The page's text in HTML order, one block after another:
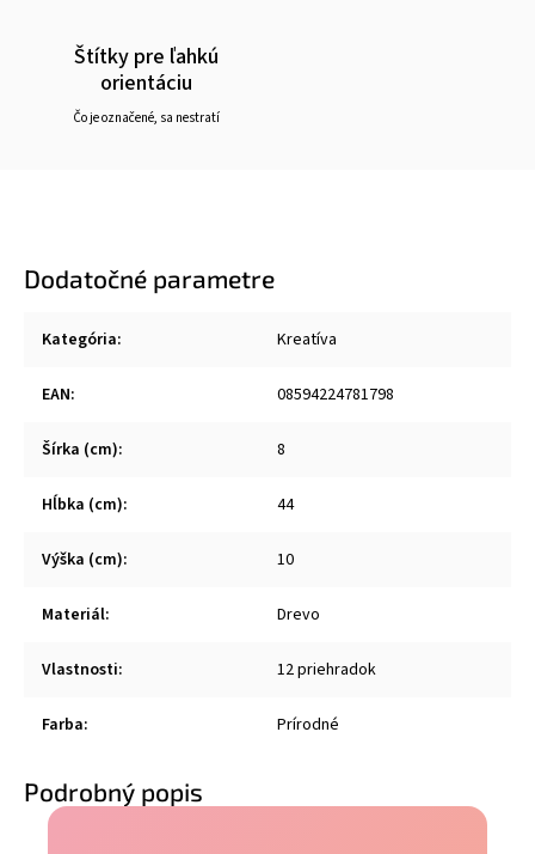
Štítky pre ľahkú
orientáciu
Čo je označené, sa nestratí
Dodatočné parametre
Kategória: Kreatíva
EAN: 08594224781798
Šírka (cm): 8
Hĺbka (cm): 44
Výška (cm): 10
Materiál: Drevo
Vlastnosti: 12 priehradok
Farba: Prírodné
Podrobný popis